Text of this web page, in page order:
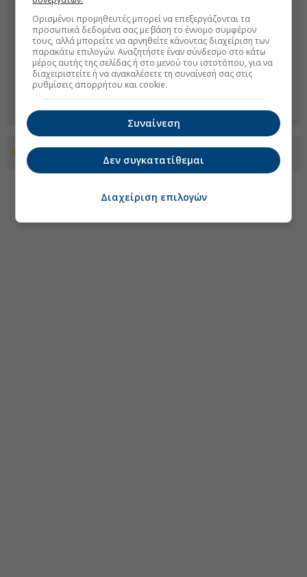
Ορισμένοι προμηθευτές μπορεί να επεξεργάζονται τα
προσωπικά δεδομένα σας με βάση το έννομο συμφέρον
τους, αλλά μπορείτε να αρνηθείτε κάνοντας διαχείριση των
παρακάτω επιλογών. Αναζητήστε έναν σύνδεσμο στο κάτω
μέρος αυτής της σελίδας ή στο μενού του ιστοτόπου, για να
διαχειριστείτε ή να ανακαλέσετε τη συναίνεσή σας στις
ρυθμίσεις απορρήτου και cookie.
Συναίνεση
Δεν συγκατατίθεμαι
Διαχείριση επιλογών